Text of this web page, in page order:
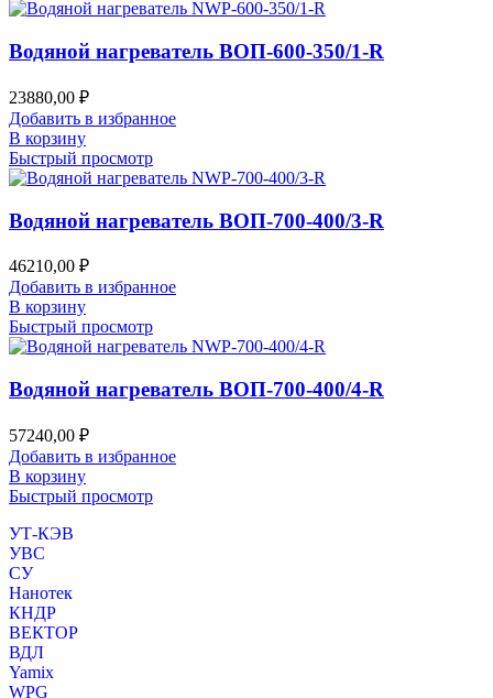
Водяной нагреватель ВОП-600-350/1-R
23880,00 ₽
Добавить в избранное
В корзину
Быстрый просмотр
Водяной нагреватель ВОП-700-400/3-R
46210,00 ₽
Добавить в избранное
В корзину
Быстрый просмотр
Водяной нагреватель ВОП-700-400/4-R
57240,00 ₽
Добавить в избранное
В корзину
Быстрый просмотр
УТ-КЭВ
УВС
СУ
Нанотек
КНДР
ВЕКТОР
ВДЛ
Yamix
WPG